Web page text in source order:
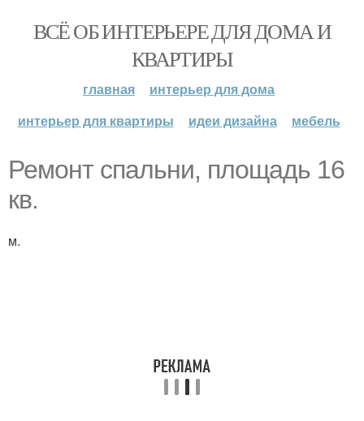
ВСЁ ОБ ИНТЕРЬЕРЕ ДЛЯ ДОМА И
КВАРТИРЫ
главная
интерьер для дома
интерьер для квартиры
идеи дизайна мебель
Ремонт спальни, площадь 16
кв.
м.